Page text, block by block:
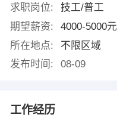
求职岗位:
技工/普工
期望薪资:
4000-5000元
所在地点:
不限区域
发布时间:
08-09
工作经历